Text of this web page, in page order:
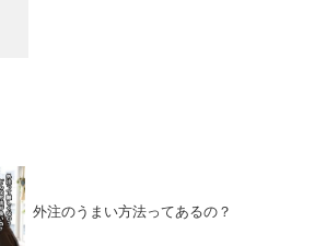
外注のうまい方法ってあるの？